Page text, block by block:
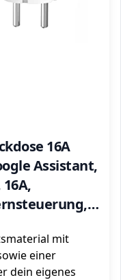
16A
Assistant,
mit
einer
dein eigenes